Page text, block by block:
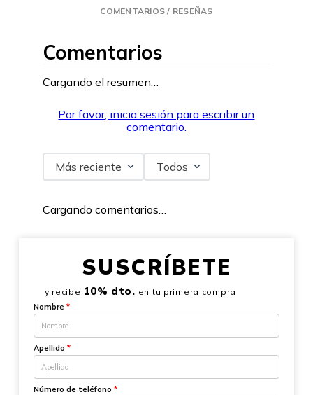
COMENTARIOS / RESEÑAS
Comentarios
Cargando el resumen…
Por favor, inicia sesión para escribir un
comentario.
Más reciente Todos
Cargando comentarios…
SUSCRÍBETE
y recibe 10% dto. en tu primera compra
Nombre *
Apellido *
Número de teléfono *